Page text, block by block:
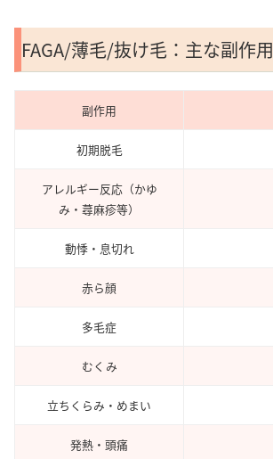
FAGA/薄毛/抜け毛：主な副作用
副作用
初期脱毛
アレルギー反応（かゆ
み・蕁麻疹等）
動悸・息切れ
赤ら顔
多毛症
むくみ
立ちくらみ・めまい
発熱・頭痛